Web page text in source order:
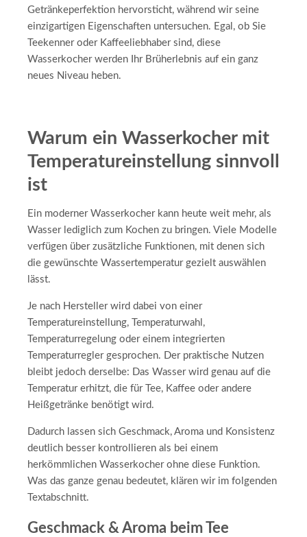
Getränkeperfektion hervorsticht, während wir seine
einzigartigen Eigenschaften untersuchen. Egal, ob Sie
Teekenner oder Kaffeeliebhaber sind, diese
Wasserkocher werden Ihr Brüherlebnis auf ein ganz
neues Niveau heben.
Warum ein Wasserkocher mit
Temperatureinstellung sinnvoll
ist
Ein moderner Wasserkocher kann heute weit mehr, als
Wasser lediglich zum Kochen zu bringen. Viele Modelle
verfügen über zusätzliche Funktionen, mit denen sich
die gewünschte Wassertemperatur gezielt auswählen
lässt.
Je nach Hersteller wird dabei von einer
Temperatureinstellung, Temperaturwahl,
Temperaturregelung oder einem integrierten
Temperaturregler gesprochen. Der praktische Nutzen
bleibt jedoch derselbe: Das Wasser wird genau auf die
Temperatur erhitzt, die für Tee, Kaffee oder andere
Heißgetränke benötigt wird.
Dadurch lassen sich Geschmack, Aroma und Konsistenz
deutlich besser kontrollieren als bei einem
herkömmlichen Wasserkocher ohne diese Funktion.
Was das ganze genau bedeutet, klären wir im folgenden
Textabschnitt.
Geschmack & Aroma beim Tee